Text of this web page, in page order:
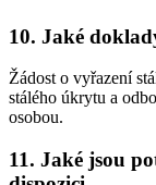
10. Jaké
Žádost o vyřazení
stálého úkrytu a
osobou.
11. Jaké jsou